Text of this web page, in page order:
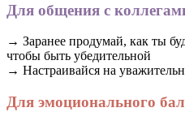
Для общения с
→ Заранее продумай, как ты
чтобы быть убедительной
→ Настраивайся на
Для эмоционального